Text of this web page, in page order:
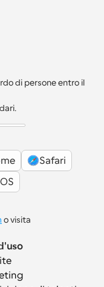
di persone entro il
Safari